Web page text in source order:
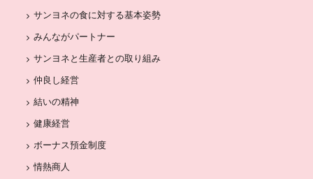
サンヨネの食に対する基本姿勢
みんながパートナー
サンヨネと生産者との取り組み
仲良し経営
結いの精神
健康経営
ボーナス預金制度
情熱商人